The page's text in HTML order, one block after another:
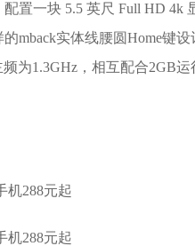
置一块 5.5 英尺 Full HD 4k
mback实体线腰圆Home键
为1.3GHz，相互配合2GB